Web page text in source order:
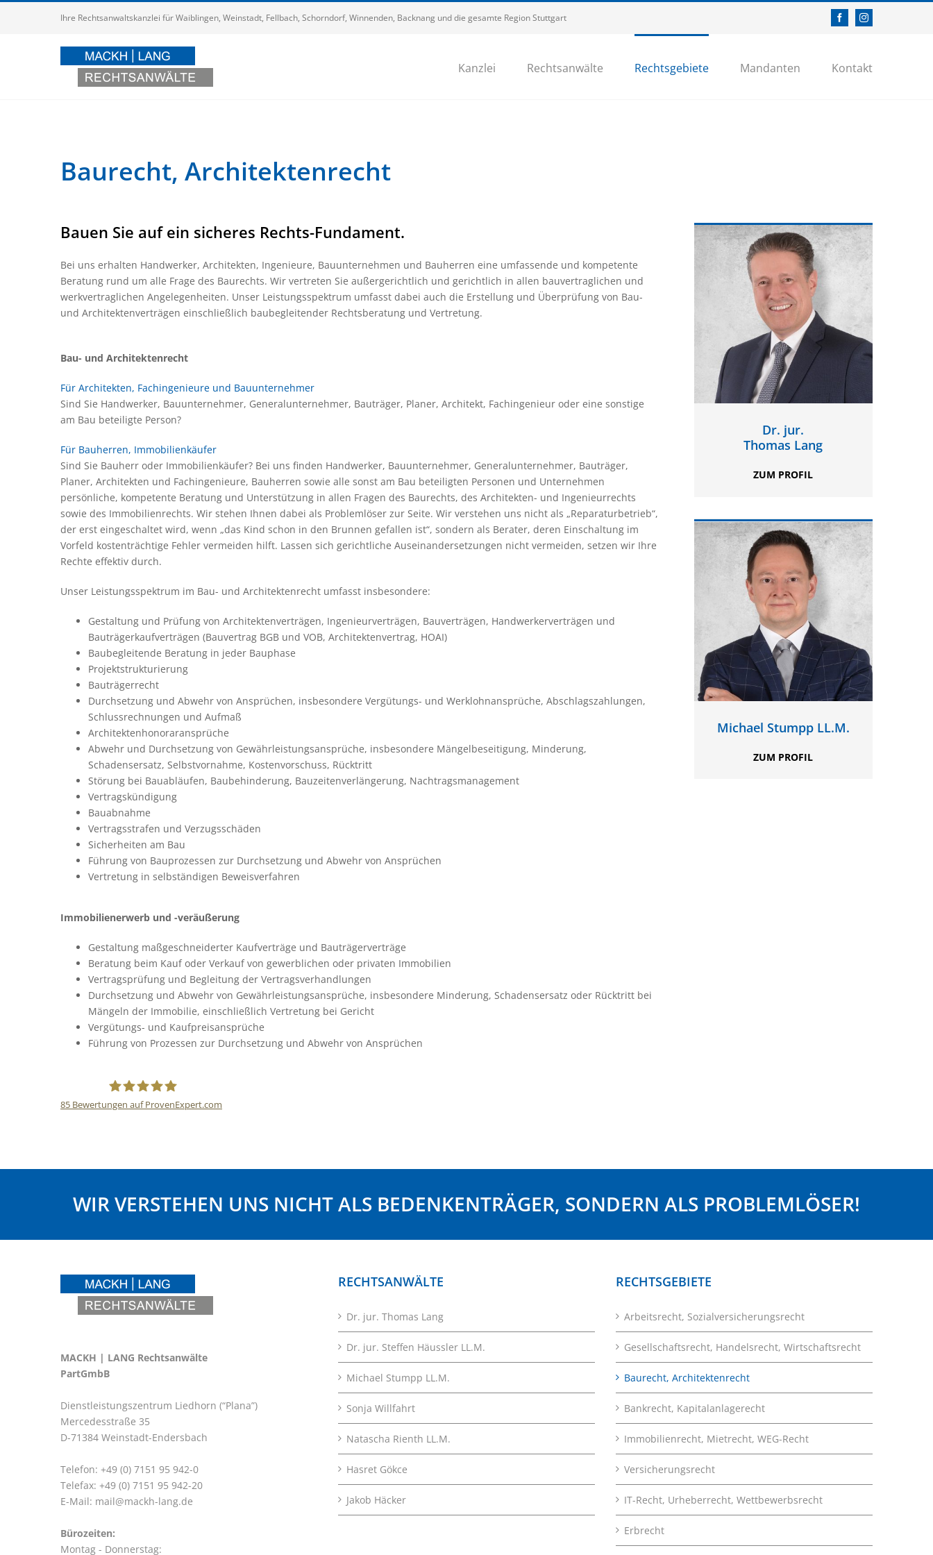
Ihre Rechtsanwaltskanzlei für Waiblingen, Weinstadt, Fellbach, Schorndorf, Winnenden, Backnang und die gesamte Region Stuttgart FacebookInstagram
Kanzlei Rechtsanwälte Rechtsgebiete Mandanten Kontakt
Baurecht, Architektenrecht
Bauen Sie auf ein sicheres Rechts-Fundament.
Bei uns erhalten Handwerker, Architekten, Ingenieure, Bauunternehmen und Bauherren eine umfassende und kompetente
Beratung rund um alle Frage des Baurechts. Wir vertreten Sie außergerichtlich und gerichtlich in allen bauvertraglichen und
werkvertraglichen Angelegenheiten. Unser Leistungsspektrum umfasst dabei auch die Erstellung und Überprüfung von Bau-
und Architektenverträgen einschließlich baubegleitender Rechtsberatung und Vertretung.
Bau- und Architektenrecht
Für Architekten, Fachingenieure und Bauunternehmer
Sind Sie Handwerker, Bauunternehmer, Generalunternehmer, Bauträger, Planer, Architekt, Fachingenieur oder eine sonstige
am Bau beteiligte Person?
Für Bauherren, Immobilienkäufer
Sind Sie Bauherr oder Immobilienkäufer? Bei uns finden Handwerker, Bauunternehmer, Generalunternehmer, Bauträger,
Planer, Architekten und Fachingenieure, Bauherren sowie alle sonst am Bau beteiligten Personen und Unternehmen
persönliche, kompetente Beratung und Unterstützung in allen Fragen des Baurechts, des Architekten- und Ingenieurrechts
sowie des Immobilienrechts. Wir stehen Ihnen dabei als Problemlöser zur Seite. Wir verstehen uns nicht als „Reparaturbetrieb“,
der erst eingeschaltet wird, wenn „das Kind schon in den Brunnen gefallen ist“, sondern als Berater, deren Einschaltung im
Vorfeld kostenträchtige Fehler vermeiden hilft. Lassen sich gerichtliche Auseinandersetzungen nicht vermeiden, setzen wir Ihre
Rechte effektiv durch.
Unser Leistungsspektrum im Bau- und Architektenrecht umfasst insbesondere:
Gestaltung und Prüfung von Architektenverträgen, Ingenieurverträgen, Bauverträgen, Handwerkerverträgen und
Bauträgerkaufverträgen (Bauvertrag BGB und VOB, Architektenvertrag, HOAI)
Baubegleitende Beratung in jeder Bauphase
Projektstrukturierung
Bauträgerrecht
Durchsetzung und Abwehr von Ansprüchen, insbesondere Vergütungs- und Werklohnansprüche, Abschlagszahlungen,
Schlussrechnungen und Aufmaß
Architektenhonoraransprüche
Abwehr und Durchsetzung von Gewährleistungsansprüche, insbesondere Mängelbeseitigung, Minderung,
Schadensersatz, Selbstvornahme, Kostenvorschuss, Rücktritt
Störung bei Bauabläufen, Baubehinderung, Bauzeitenverlängerung, Nachtragsmanagement
Vertragskündigung
Bauabnahme
Vertragsstrafen und Verzugsschäden
Sicherheiten am Bau
Führung von Bauprozessen zur Durchsetzung und Abwehr von Ansprüchen
Vertretung in selbständigen Beweisverfahren
Immobilienerwerb und -veräußerung
Gestaltung maßgeschneiderter Kaufverträge und Bauträgerverträge
Beratung beim Kauf oder Verkauf von gewerblichen oder privaten Immobilien
Vertragsprüfung und Begleitung der Vertragsverhandlungen
Durchsetzung und Abwehr von Gewährleistungsansprüche, insbesondere Minderung, Schadensersatz oder Rücktritt bei
Mängeln der Immobilie, einschließlich Vertretung bei Gericht
Vergütungs- und Kaufpreisansprüche
Führung von Prozessen zur Durchsetzung und Abwehr von Ansprüchen
85 Bewertungen auf ProvenExpert.com
Dr. jur.
Thomas Lang
ZUM PROFIL
Michael Stumpp LL.M.
ZUM PROFIL
WIR VERSTEHEN UNS NICHT ALS BEDENKENTRÄGER, SONDERN ALS PROBLEMLÖSER!
MACKH | LANG Rechtsanwälte
PartGmbB
Dienstleistungszentrum Liedhorn (“Plana”)
Mercedesstraße 35
D-71384 Weinstadt-Endersbach
Telefon: +49 (0) 7151 95 942-0
Telefax: +49 (0) 7151 95 942-20
E-Mail: mail@mackh-lang.de
Bürozeiten:
Montag - Donnerstag:
RECHTSANWÄLTE
Dr. jur. Thomas Lang
Dr. jur. Steffen Häussler LL.M.
Michael Stumpp LL.M.
Sonja Willfahrt
Natascha Rienth LL.M.
Hasret Gökce
Jakob Häcker
RECHTSGEBIETE
Arbeitsrecht, Sozialversicherungsrecht
Gesellschaftsrecht, Handelsrecht, Wirtschaftsrecht
Baurecht, Architektenrecht
Bankrecht, Kapitalanlagerecht
Immobilienrecht, Mietrecht, WEG-Recht
Versicherungsrecht
IT-Recht, Urheberrecht, Wettbewerbsrecht
Erbrecht